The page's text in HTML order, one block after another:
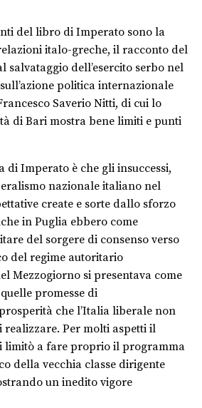
del libro di Imperato sono la
italo-greche, il racconto del
salvataggio dell’esercito serbo nel
politica internazionale
Saverio Nitti, di cui lo
di Bari mostra bene limiti e punti
di Imperato è che gli insuccessi,
nazionale italiano nel
create e sorte dallo sforzo
in Puglia ebbero come
del sorgere di consenso verso
del regime autoritario
Mezzogiorno si presentava come
promesse di
che l’Italia liberale non
realizzare. Per molti aspetti il
limitò a fare proprio il programma
della vecchia classe dirigente
un inedito vigore